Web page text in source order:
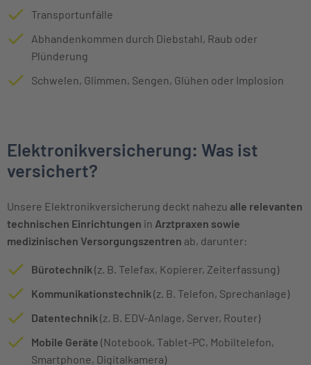
Transportunfälle
Abhandenkommen durch Diebstahl, Raub oder
Plünderung
Schwelen, Glimmen, Sengen, Glühen oder Implosion
Elektronikversicherung: Was ist
versichert?
Unsere Elektronikversicherung deckt nahezu alle relevanten
technischen Einrichtungen in Arztpraxen sowie
medizinischen Versorgungszentren ab, darunter:
Bürotechnik (z. B. Telefax, Kopierer, Zeiterfassung)
Kommunikationstechnik (z. B. Telefon, Sprechanlage)
Datentechnik (z. B. EDV-Anlage, Server, Router)
Mobile Geräte (Notebook, Tablet-PC, Mobiltelefon,
Smartphone, Digitalkamera)